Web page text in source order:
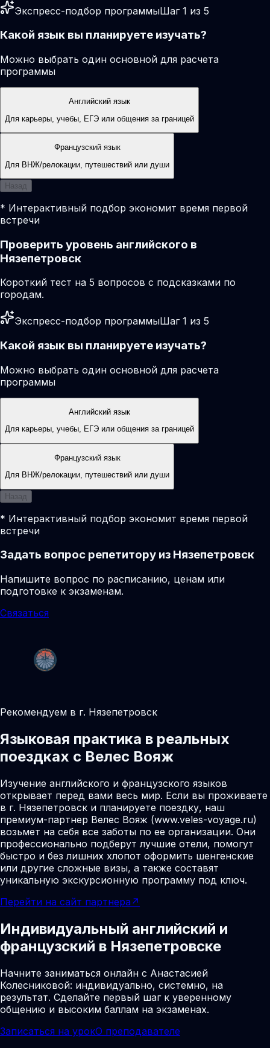
Экспресс-подбор программыШаг 1 из 5
Какой язык вы планируете изучать?
Можно выбрать один основной для расчета
программы
Английский язык
Для карьеры, учебы, ЕГЭ или общения за границей
Французский язык
Для ВНЖ/релокации, путешествий или души
Назад
* Интерактивный подбор экономит время первой
встречи
Проверить уровень английского в
Нязепетровск
Короткий тест на 5 вопросов с подсказками по
городам.
Экспресс-подбор программыШаг 1 из 5
Какой язык вы планируете изучать?
Можно выбрать один основной для расчета
программы
Английский язык
Для карьеры, учебы, ЕГЭ или общения за границей
Французский язык
Для ВНЖ/релокации, путешествий или души
Назад
* Интерактивный подбор экономит время первой
встречи
Задать вопрос репетитору из Нязепетровск
Напишите вопрос по расписанию, ценам или
подготовке к экзаменам.
Связаться
Рекомендуем в г. Нязепетровск
Языковая практика в реальных
поездках с Велес Вояж
Изучение английского и французского языков
открывает перед вами весь мир. Если вы проживаете
в г. Нязепетровск и планируете поездку, наш
премиум-партнер Велес Вояж (www.veles-voyage.ru)
возьмет на себя все заботы по ее организации. Они
профессионально подберут лучшие отели, помогут
быстро и без лишних хлопот оформить шенгенские
или другие сложные визы, а также составят
уникальную экскурсионную программу под ключ.
Перейти на сайт партнера ↗
Индивидуальный английский и
французский в Нязепетровске
Начните заниматься онлайн с Анастасией
Колесниковой: индивидуально, системно, на
результат. Сделайте первый шаг к уверенному
общению и высоким баллам на экзаменах.
Записаться на урокО преподавателе